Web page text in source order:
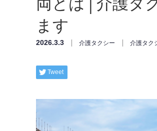
ます
2026.3.3 介護タクシー 介護タク
Tweet